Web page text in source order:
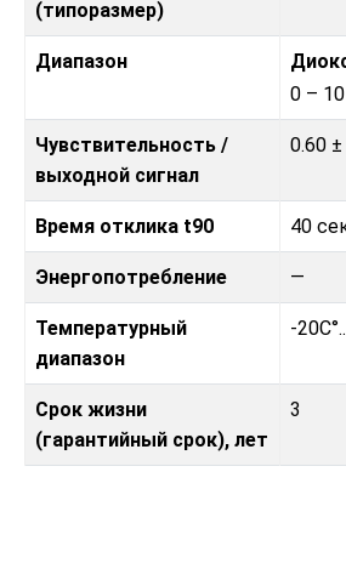
(типоразмер)
Диапазон
0 –
Чувствительность /
выходной сигнал
0.60
Время отклика t90 40
Энергопотребление —
Температурный
диапазон
-
Срок жизни
(гарантийный срок), лет
3